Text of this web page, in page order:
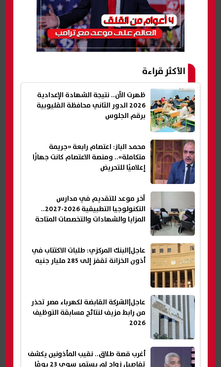
الأكثر قراءة
ظهرت الآن.. نتيجة الشهادة الإعدادية
2026 الدور الثاني محافظة القليوبية
برقم الجلوس
محمد الباز: اعتصام رابعة «جريمة
متكاملة».. ومنصة الاعتصام كانت جهازًا
إعلاميًا للتحريض
آخر موعد للتقديم في مدارس
التكنولوجيا التطبيقية 2026-2027..
المزايا والشهادات والتخصصات المتاحة
عاجل|البنك المركزي: طلبات الاكتتاب في
أذون الخزانة تقفز إلى 285 مليار جنيه
عاجل|الشركة القابضة لكهرباء مصر تحذر
من رابط مزيف لنتائج مسابقة التوظيف
2026
أغرب قصة طلاق.. نقيب المأذونين يكشف
تفاصيل زواج لم يستمر سوى 23 يومًا